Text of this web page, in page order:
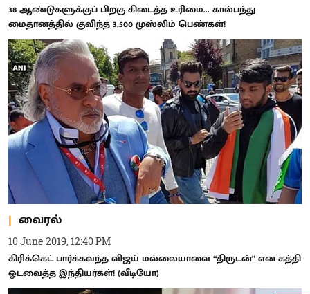
38 ஆண்டுகளுக்குப் பிறகு கிடைத்த உரிமை... கால்பந்து
மைதானத்தில் குவிந்த 3,500 முஸ்லிம் பெண்கள்!
வைரல்
10 June 2019, 12:40 PM
கிரிக்கெட் பார்க்கவந்த விஜய் மல்லையாவை “திருடன்” என கத்தி
ஓடவைத்த இந்தியர்கள்! (வீடியோ)